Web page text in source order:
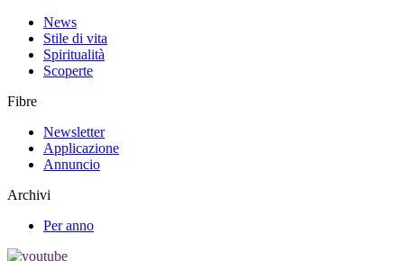
News
Stile di vita
Spiritualità
Scoperte
Fibre
Newsletter
Applicazione
Annuncio
Archivi
Per anno